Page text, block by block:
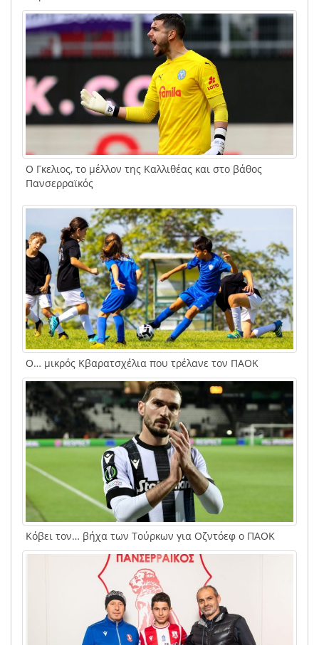
Ο Γκελιος, το μέλλον της Καλλιθέας και στο βάθος
Πανσερραϊκός
Ο… μικρός Κβαρατσχέλια που τρέλανε τον ΠΑΟΚ
Κόβει τον… βήχα των Τούρκων για Οζντόεφ ο ΠΑΟΚ